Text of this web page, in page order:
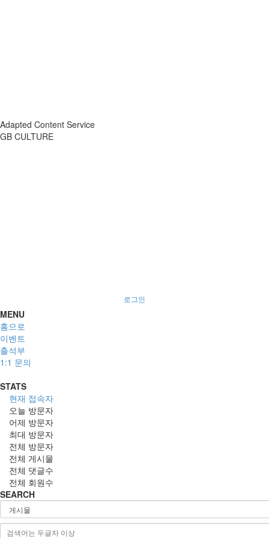
Adapted Content Service
GB CULTURE
로그인
MENU
홈으로
이벤트
출석부
1:1 문의
STATS
현재 접속자
오늘 방문자
어제 방문자
최대 방문자
전체 방문자
전체 게시물
전체 댓글수
전체 회원수
SEARCH